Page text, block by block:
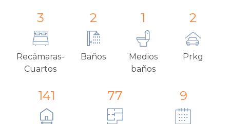
3
Recámaras-
Cuartos
2
Baños
1
Medios
baños
2
Prkg
141 77 9